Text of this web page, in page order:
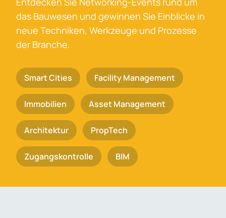
das Bauwesen und gewinnen Sie Einblicke in
neue Techniken, Werkzeuge und Prozesse
der Branche.
Smart Cities Facility Management
Immobilien Asset Management
Architektur PropTech
Zugangskontrolle BIM